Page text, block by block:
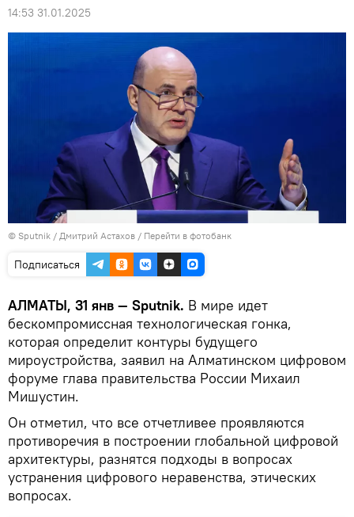
14:53 31.01.2025
© Sputnik / Дмитрий Астахов / Перейти в фотобанк
Подписаться
АЛМАТЫ, 31 янв — Sputnik. В мире идет
бескомпромиссная технологическая гонка,
которая определит контуры будущего
мироустройства, заявил на Алматинском цифровом
форуме глава правительства России Михаил
Мишустин.
Он отметил, что все отчетливее проявляются
противоречия в построении глобальной цифровой
архитектуры, разнятся подходы в вопросах
устранения цифрового неравенства, этических
вопросах.